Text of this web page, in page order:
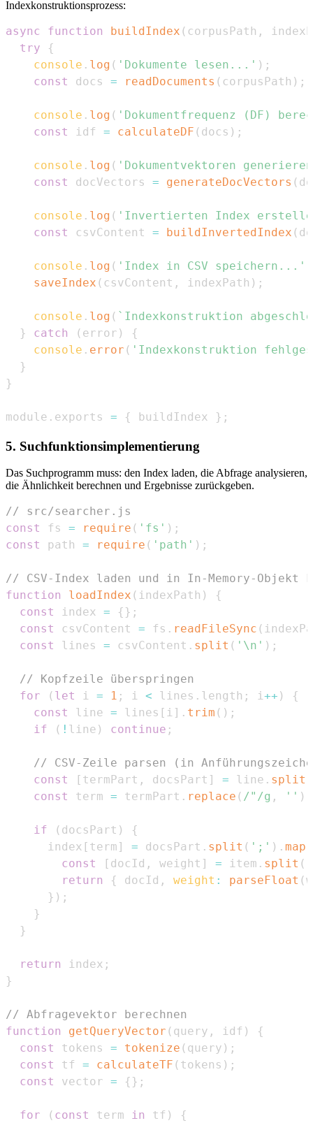
Indexkonstruktionsprozess:
async function buildIndex ( corpusPath ,
try
{
console . log ( 'Dokumente lesen...' ) ;
const
docs = readDocuments ( corpusPath ) ;
console . log ( 'Dokumentfrequenz (DF)
const
idf = calculateDF ( docs ) ;
console . log ( 'Dokumentvektoren
const
docVectors = generateDocVectors (
console . log ( 'Invertierten Index
const
csvContent = buildInvertedIndex (
console . log ( 'Index in CSV speichern...'
saveIndex ( csvContent , indexPath ) ;
console . log ( ` Indexkonstruktion
}
catch ( error )
{
console . error ( 'Indexkonstruktion
}
}
module . exports = { buildIndex } ;
5. Suchfunktionsimplementierung
Das Suchprogramm muss: den Index laden, die Abfrage analysieren,
die Ähnlichkeit berechnen und Ergebnisse zurückgeben.
// src/searcher.js
const
fs = require ( 'fs' ) ;
const
path = require ( 'path' ) ;
// CSV-Index laden und in In-Memory-Objekt
function
loadIndex ( indexPath )
{
const
index = { } ;
const
csvContent = fs . readFileSync (
const
lines = csvContent . split ( '\n' ) ;
// Kopfzeile überspringen
for
( let i = 1 ; i < lines . length ; i++ )
{
const
line = lines [ i ] . trim ( ) ;
if
( ! line ) continue ;
// CSV-Zeile parsen (in
const
[ termPart , docsPart ] = line . split
const
term = termPart . replace ( /" /g , '' )
if ( docsPart )
{
      index
[ term ] = docsPart . split ( ';' ) . map
const
[ docId , weight ] = item . split (
return
{ docId , weight : parseFloat (
} ) ;
}
}
return index ;
}
// Abfragevektor berechnen
function
getQueryVector ( query , idf )
{
const
tokens = tokenize ( query ) ;
const
tf = calculateTF ( tokens ) ;
const
vector = { } ;
for ( const term in tf )
{